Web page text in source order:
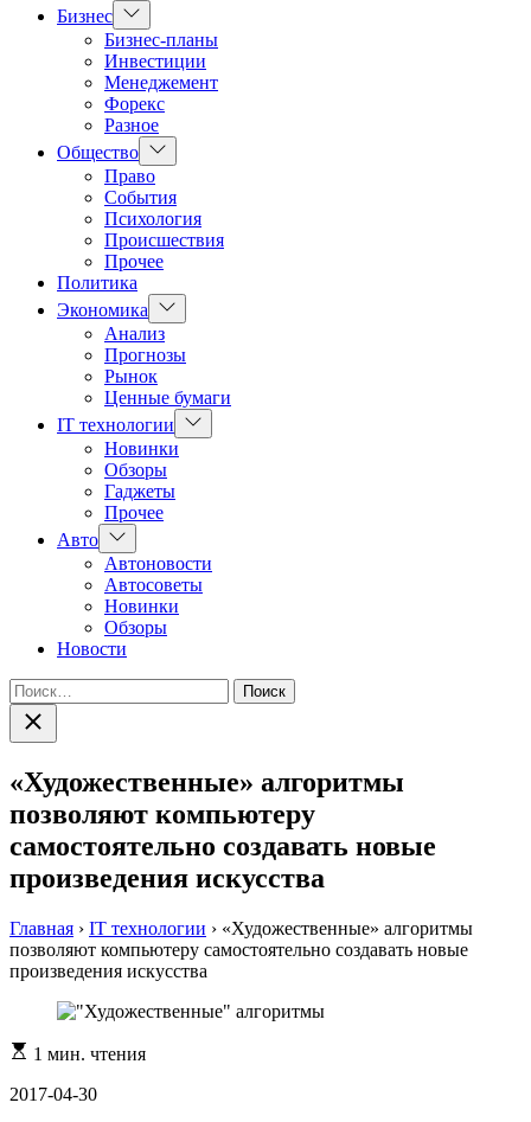
Бизнес Показать
подменю
Бизнес-планы
Инвестиции
Менеджемент
Форекс
Разное
Общество Показать
подменю
Право
События
Психология
Происшествия
Прочее
Политика
Экономика
Показать
подменю
Анализ
Прогнозы
Рынок
Ценные бумаги
IT технологии
Показать
подменю
Новинки
Обзоры
Гаджеты
Прочее
Авто Показать
подменю
Автоновости
Автосоветы
Новинки
Обзоры
Новости
Найти:
Закрыть
поиск
«Художественные» алгоритмы
позволяют компьютеру
самостоятельно создавать новые
произведения искусства
Главная › IT технологии › «Художественные» алгоритмы
позволяют компьютеру самостоятельно создавать новые
произведения искусства
Расчетное
чтения
1 мин. чтения
2017-04-30